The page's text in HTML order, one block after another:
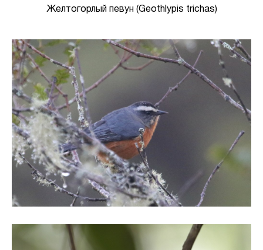
Желтогорлый певун (Geothlypis trichas)